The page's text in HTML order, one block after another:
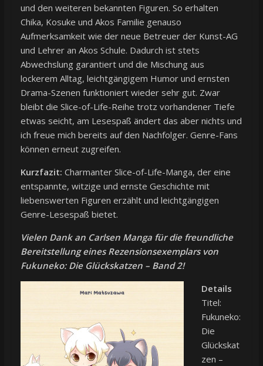
und den weiteren bekannten Figuren. So erhalten
Chika, Kosuke und Akos Familie genauso
Aufmerksamkeit wie der neue Betreuer der Kunst-AG
und Lehrer an Akos Schule. Dadurch ist stets
Abwechslung garantiert und die Mischung aus
lockerem Alltag, leichtgängigem Humor und ernsten
Drama-Szenen funktioniert wieder sehr gut. Zwar
bleibt die Slice-of-Life-Reihe trotz vorhandener Tiefe
etwas seicht, am Lesespaß ändert das aber nichts und
ich freue mich bereits auf den Nachfolger. Genre-Fans
können erneut zugreifen.
Kurzfazit: Charmanter Slice-of-Life-Manga, der eine
entspannte, witzige und ernste Geschichte mit
liebenswerten Figuren erzählt und leichtgängigen
Genre-Lesespaß bietet.
Vielen Dank an Carlsen Manga für die freundliche
Bereitstellung eines Rezensionsexemplars von
Fukuneko: Die Glückskatzen – Band 2!
Details
Titel:
Fukuneko:
Die
Glückskat
zen –